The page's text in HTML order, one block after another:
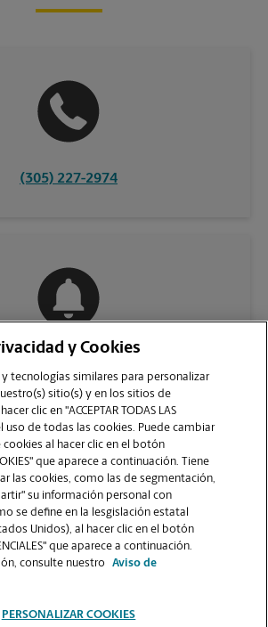
(305) 227-2974
PÁGINA DE LA TIENDA
y Cookies
tecnologías similares para personalizar
sitio(s) y en los sitios de
clic en "ACCEPTAR TODAS LAS
uso de todas las cookies. Puede cambiar
cookies al hacer clic en el botón
que aparece a continuación. Tiene
las cookies, como las de segmentación,
su información personal con
se define en la lesgislación estatal
Unidos), al hacer clic en el botón
que aparece a continuación.
consulte nuestro
Aviso de
PERSONALIZAR COOKIES